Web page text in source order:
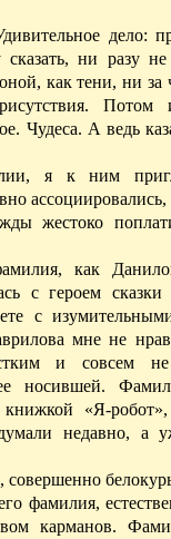
дело:
ни разу не
как тени, ни за
Чудеса. А ведь
я к ним
жестоко
как
с героем
с
мне не
и совсем
ее носившей.
книжкой «Я-робот
недавно, а
совершенно
фамилия,
карманов.